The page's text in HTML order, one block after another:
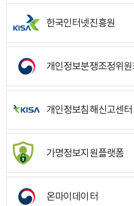
한국인터넷진흥원
개인정보분쟁조정위원
개인정보침해신고센터
가명정보지원플랫폼
온마이데이터